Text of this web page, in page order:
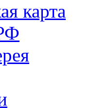
карта